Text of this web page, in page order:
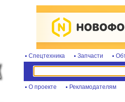
Спецтехника Запчасти
О проекте Рекламодателям